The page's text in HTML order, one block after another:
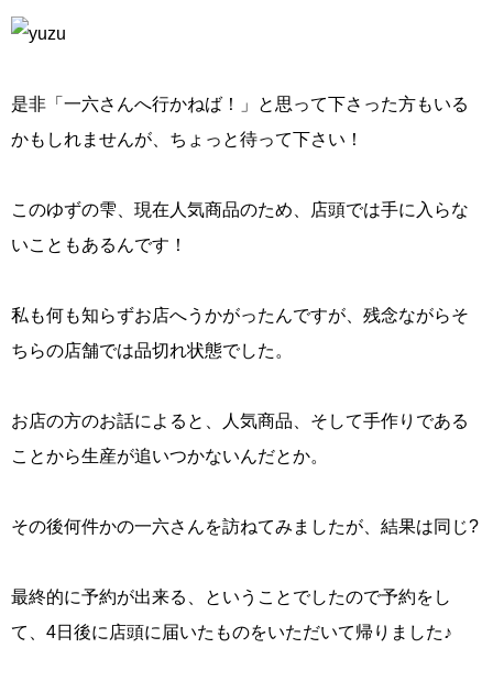
是非「一六さんへ行かねば！」と思って下さった方もいる
かもしれませんが、ちょっと待って下さい！
このゆずの雫、現在人気商品のため、店頭では手に入らな
いこともあるんです！
私も何も知らずお店へうかがったんですが、残念ながらそ
ちらの店舗では品切れ状態でした。
お店の方のお話によると、人気商品、そして手作りである
ことから生産が追いつかないんだとか。
その後何件かの一六さんを訪ねてみましたが、結果は同じ?
最終的に予約が出来る、ということでしたので予約をし
て、4日後に店頭に届いたものをいただいて帰りました♪